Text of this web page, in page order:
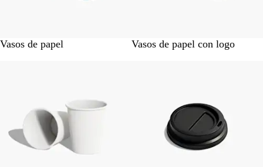
Vasos de papel Vasos de papel con logo